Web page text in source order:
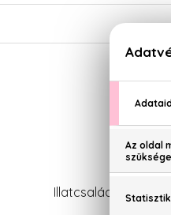
Illatcsalád: